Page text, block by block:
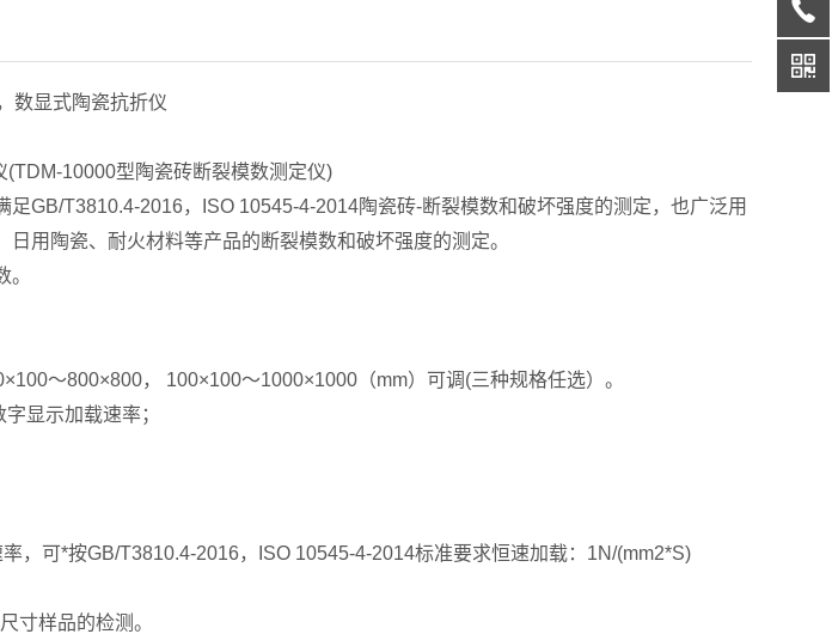
数显式陶瓷抗折仪
10000型陶瓷砖断裂模数测定仪)
GB/T3810.4-2016，ISO 10545-4-2014陶瓷砖-断裂模数和破坏强度的测定，也广泛用
用陶瓷、耐火材料等产品的断裂模数和破坏强度的测定。
～800×800， 100×100～1000×1000（mm）可调(三种规格任选）。
显示加载速率；
，可*按GB/T3810.4-2016，ISO 10545-4-2014标准要求恒速加载：1N/(mm2*S)
寸样品的检测。